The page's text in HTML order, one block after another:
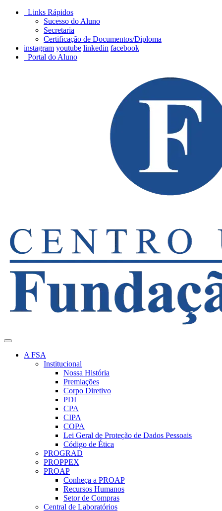
Links Rápidos
Sucesso do Aluno
Secretaria
Certificação de Documentos/Diploma
instagram youtube linkedin facebook
Portal do Aluno
A FSA
Institucional
Nossa História
Premiações
Corpo Diretivo
PDI
CPA
CIPA
COPA
Lei Geral de Proteção de Dados Pessoais
Código de Ética
PROGRAD
PROPPEX
PROAP
Conheça a PROAP
Recursos Humanos
Setor de Compras
Central de Laboratórios